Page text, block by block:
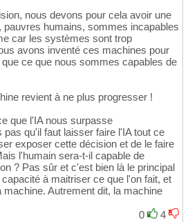
nous devons pour cela avoir une
pauvres humains, sommes incapables
car les systèmes sont trop
avons inventé ces machines pour
ce que nous sommes capables de
revient à ne plus progresser !
que l'IA nous surpasse
qu'il faut laisser faire l'IA tout ce
exposer cette décision et de le faire
l'humain sera-t-il capable de
? Pas sûr et c'est bien là le principal
à maitriser ce que l'on fait, et
machine. Autrement dit, la machine
0
4